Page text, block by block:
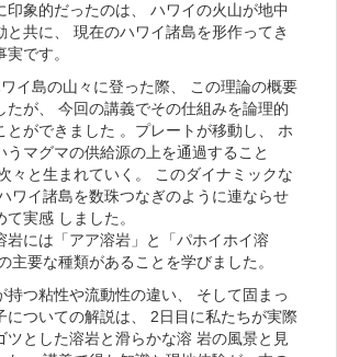
印象的だったのは、 ハワイの火山が地中
と共に、 現在のハワイ諸島を形作ってき
です。
イ島の山々に登った際、 この理論の概要
たが、 今回の講義でその仕組みを論理的
とができました 。プレートが移動し、 ホ
うマグマの供給源の上を通過すること
々と生まれていく。 このダイナミックな
ワイ諸島を数珠つなぎのように連ならせ
実感 しました。
岩には「アア溶岩」と「パホイホイ溶
主要な種類があることを学びました。
持つ粘性や流動性の違い、 そして固まっ
についての解説は、 2日目に私たちが実際
ツとした溶岩と滑らかな溶 岩の風景と見